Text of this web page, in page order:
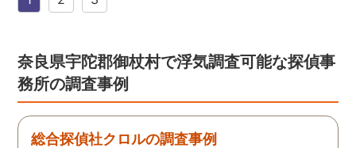
依頼させていただきまし
た。 調査も私の望む結果を
得るべく、尽力して頂き、
密に連絡をいただきなが
ら、丁寧に対応してくださ
をお勧め致します。 今
奈良県宇陀郡御杖村で浮気調査可能な探偵事
務所の調査事例
総合探偵社クロルの調査事例